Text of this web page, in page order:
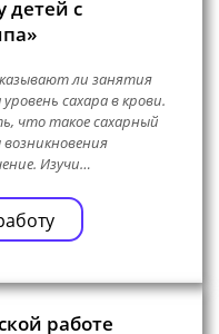
детей с
ли занятия
сахара в крови.
что такое сахарный
Изучи…
работе